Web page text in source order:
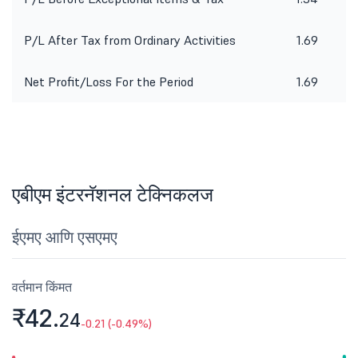
P/L After Tax from Ordinary Activities 1.69
Net Profit/Loss For the Period 1.69
एबीएम इंटरनॅशनल टेक्निकलज
ईएमए आणि एसएमए
वर्तमान किंमत
₹42.24-0.21 (-0.49%)